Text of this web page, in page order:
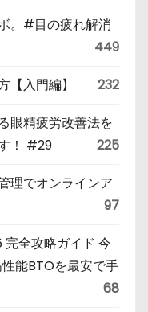
。#目の疲れ解消
449
入門編】 232
眼精疲労改善法を
！ #29
225
理でオンラインア
97
完全攻略ガイド 今
能BTOを最安で手
68